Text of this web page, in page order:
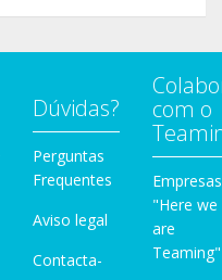
Dúvidas?
Perguntas
Frequentes
Aviso legal
Contacta-
com o
Empresas
"Here we
are
Teaming"